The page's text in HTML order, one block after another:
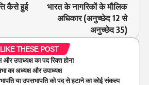
कैसे हुई
भारत के नागरिकों के मौलिक
अधिकार (अनुच्छेद 12 से
अनुच्छेद 35)
THESE POST
उपाध्यक्ष का पद रिक्त होना
का अध्यक्ष और उपाध्यक्ष
या उपसभापति को पद से हटाने का कोई संकल्प